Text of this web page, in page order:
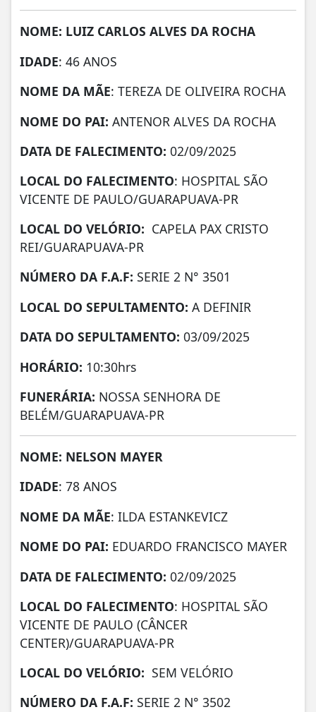
NOME: LUIZ CARLOS ALVES DA ROCHA
IDADE: 46 ANOS
NOME DA MÃE: TEREZA DE OLIVEIRA ROCHA
NOME DO PAI: ANTENOR ALVES DA ROCHA
DATA DE FALECIMENTO: 02/09/2025
LOCAL DO FALECIMENTO: HOSPITAL SÃO
VICENTE DE PAULO/GUARAPUAVA-PR
LOCAL DO VELÓRIO: CAPELA PAX CRISTO
REI/GUARAPUAVA-PR
NÚMERO DA F.A.F: SERIE 2 N° 3501
LOCAL DO SEPULTAMENTO: A DEFINIR
DATA DO SEPULTAMENTO: 03/09/2025
HORÁRIO: 10:30hrs
FUNERÁRIA: NOSSA SENHORA DE
BELÉM/GUARAPUAVA-PR
NOME: NELSON MAYER
IDADE: 78 ANOS
NOME DA MÃE: ILDA ESTANKEVICZ
NOME DO PAI: EDUARDO FRANCISCO MAYER
DATA DE FALECIMENTO: 02/09/2025
LOCAL DO FALECIMENTO: HOSPITAL SÃO
VICENTE DE PAULO (CÂNCER
CENTER)/GUARAPUAVA-PR
LOCAL DO VELÓRIO: SEM VELÓRIO
NÚMERO DA F.A.F: SERIE 2 N° 3502